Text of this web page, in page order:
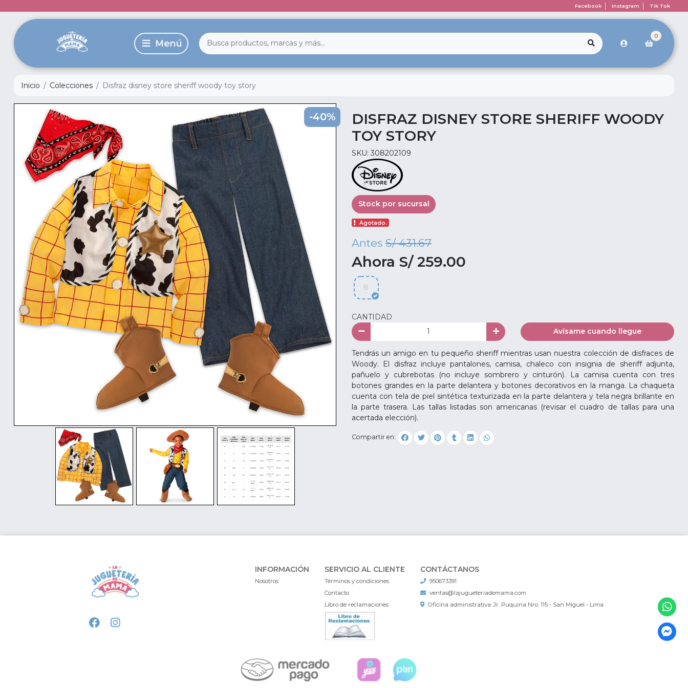
Facebook Instagram Tik Tok
0
Inicio Colecciones Disfraz disney store sheriff woody toy story
-40%
DISFRAZ DISNEY STORE SHERIFF WOODY
TOY STORY
SKU: 308202109
Stock por sucursal
Agotado.
Antes S/ 431.67
Ahora S/ 259.00
8
CANTIDAD
Avísame cuando llegue
Tendrás un amigo en tu pequeño sheriff mientras usan nuestra colección de disfraces de
Woody. El disfraz incluye pantalones, camisa, chaleco con insignia de sheriff adjunta,
pañuelo y cubrebotas (no incluye sombrero y cinturón). La camisa cuenta con tres
botones grandes en la parte delantera y botones decorativos en la manga. La chaqueta
cuenta con tela de piel sintética texturizada en la parte delantera y tela negra brillante en
la parte trasera. Las tallas listadas son americanas (revisar el cuadro de tallas para una
acertada elección).
Compartir en:
INFORMACIÓN
Nosotros
SERVICIO AL CLIENTE
Términos y condiciones
Contacto
Libro de reclamaciones
CONTÁCTANOS
950673391
ventas@lajugueteriademama.com
Oficina administrativa: Jr. Puquina Nro. 115 - San Miguel - Lima